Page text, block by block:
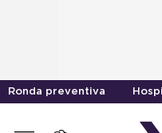
Ronda preventiva